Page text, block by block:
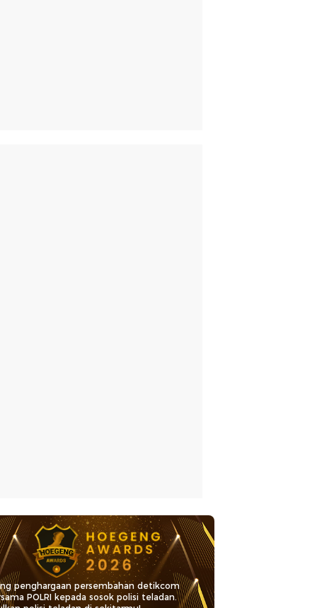
penghargaan persembahan detikcom
POLRI kepada sosok polisi teladan.